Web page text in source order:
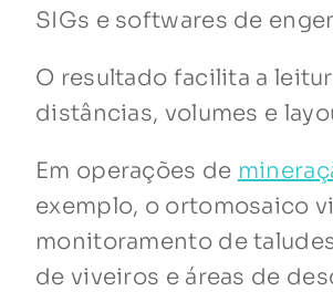
SIGs e softwares de
O resultado facilita a
distâncias, volumes e
Em operações de
exemplo, o ortomosaico
monitoramento de
de viveiros e áreas de